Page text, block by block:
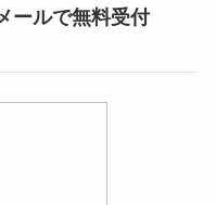
ールで無料受付